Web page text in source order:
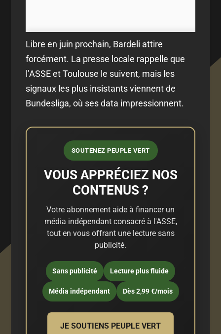
Libre en juin prochain, Bardeli attire
forcément. La presse locale rappelle que
l’ASSE et Toulouse le suivent, mais les
signaux les plus insistants viennent de
Bundesliga, où ses data impressionnent.
SOUTENEZ PEUPLE VERT
VOUS APPRÉCIEZ NOS
CONTENUS ?
Votre abonnement aide à financer un
média indépendant consacré à l'ASSE,
tout en vous offrant une lecture sans
publicité.
Sans publicité Lecture plus fluide
Média indépendant Dès 2,99 €/mois
JE SOUTIENS PEUPLE VERT